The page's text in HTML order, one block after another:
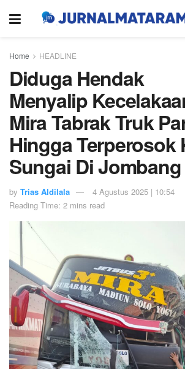
Home HEADLINE
Diduga Hendak
Menyalip
Mira Tabrak Truk
Hingga Terperosok
Sungai Di Jombang
by Trias Aldilala
4 Agustus 2025 | 10:54
Reading Time: 2 mins read